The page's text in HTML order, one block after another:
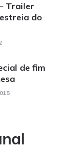
Trailer
do
de fim